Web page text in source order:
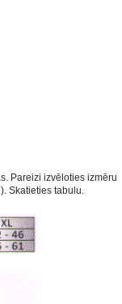
Pareizi izvēloties izmēru
Skatieties tabulu.